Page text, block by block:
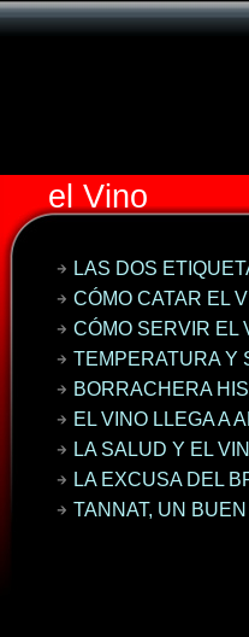
el Vino
LAS DOS
CÓMO CATAR EL
CÓMO SERVIR EL
TEMPERATURA Y
BORRACHERA
EL VINO LLEGA A
LA SALUD Y EL
LA EXCUSA DEL
TANNAT, UN